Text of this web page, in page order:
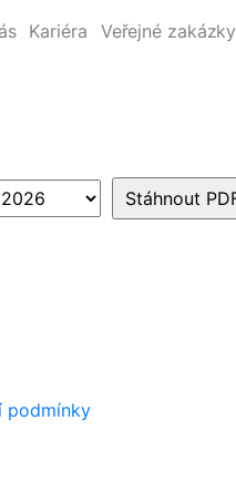
Kariéra Veřejné zakázky
podmínky